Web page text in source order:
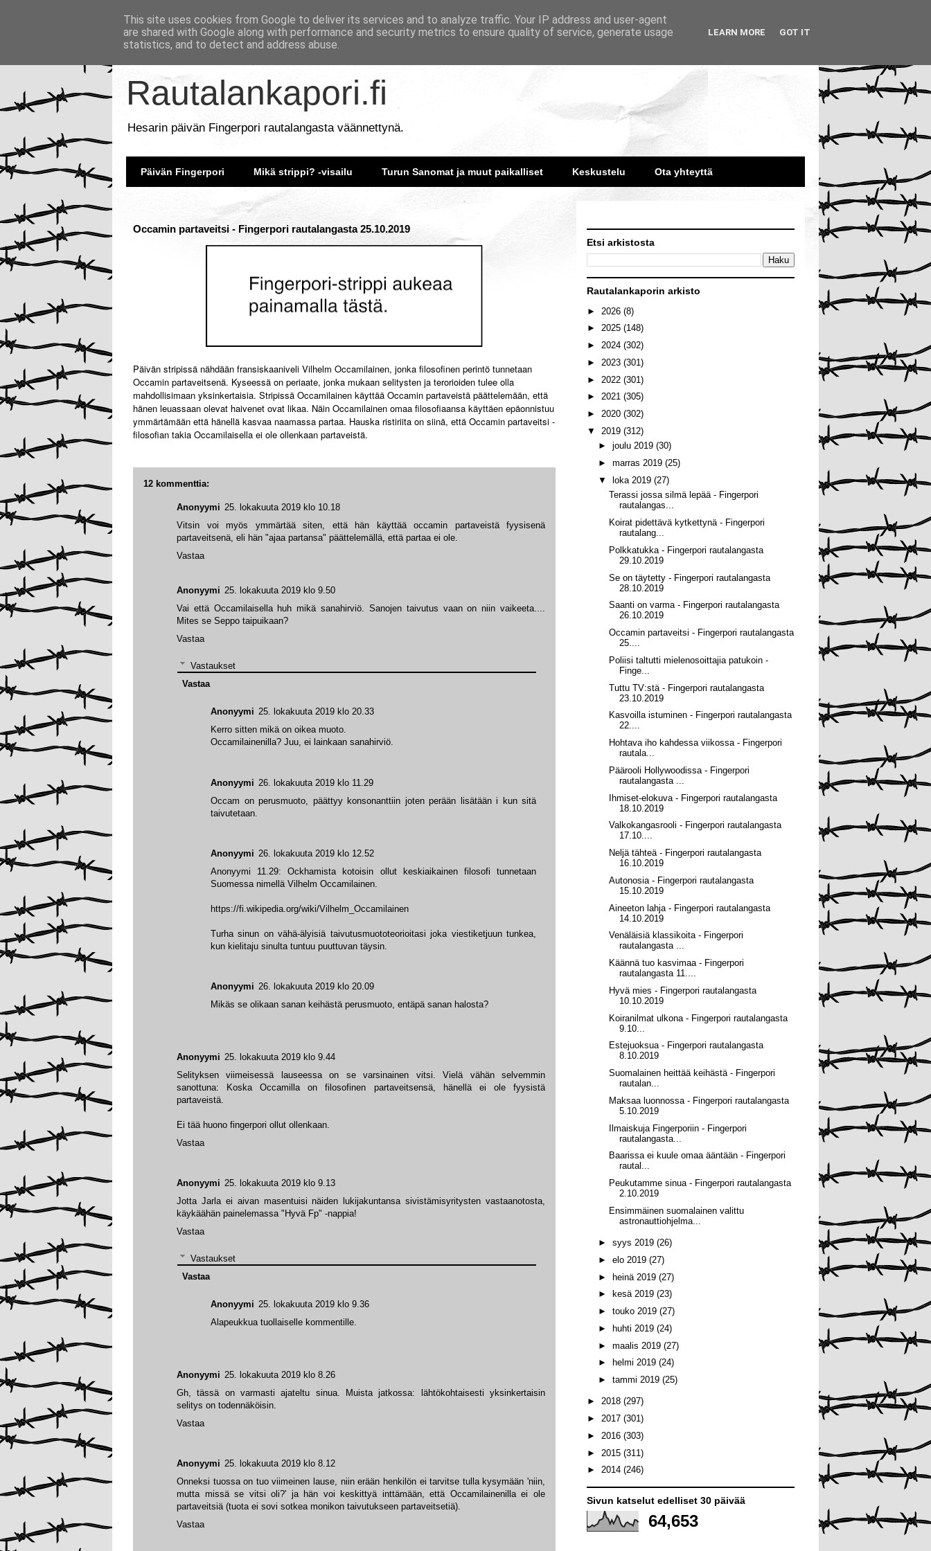
Rautalankapori.fi
Hesarin päivän Fingerpori rautalangasta väännettynä.
Päivän Fingerpori Mikä strippi? -visailu Turun Sanomat ja muut paikalliset Keskustelu Ota yhteyttä
Occamin partaveitsi - Fingerpori rautalangasta 25.10.2019
Päivän stripissä nähdään fransiskaaniveli Vilhelm Occamilainen, jonka filosofinen perintö tunnetaan
Occamin partaveitsenä. Kyseessä on periaate, jonka mukaan selitysten ja terorioiden tulee olla
mahdollisimaan yksinkertaisia. Stripissä Occamilainen käyttää Occamin partaveistä päättelemään, että
hänen leuassaan olevat haivenet ovat likaa. Näin Occamilainen omaa filosofiaansa käyttäen epäonnistuu
ymmärtämään että hänellä kasvaa naamassa partaa. Hauska ristiriita on siinä, että Occamin partaveitsi -
filosofian takia Occamilaisella ei ole ollenkaan partaveistä.
12 kommenttia:
Anonyymi 25. lokakuuta 2019 klo 8.12
Onneksi tuossa on tuo viimeinen lause, niin erään henkilön ei tarvitse tulla kysymään 'niin,
mutta missä se vitsi oli?' ja hän voi keskittyä inttämään, että Occamilainenilla ei ole
partaveitsiä (tuota ei sovi sotkea monikon taivutukseen partaveitsetiä).
Vastaa
Anonyymi 25. lokakuuta 2019 klo 8.26
Gh, tässä on varmasti ajateltu sinua. Muista jatkossa: lähtökohtaisesti yksinkertaisin
selitys on todennäköisin.
Vastaa
Anonyymi 25. lokakuuta 2019 klo 9.13
Jotta Jarla ei aivan masentuisi näiden lukijakuntansa sivistämisyritysten vastaanotosta,
käykäähän painelemassa "Hyvä Fp" -nappia!
Vastaa
Vastaukset
Anonyymi 25. lokakuuta 2019 klo 9.36
Alapeukkua tuollaiselle kommentille.
Vastaa
Anonyymi 25. lokakuuta 2019 klo 9.44
Selityksen viimeisessä lauseessa on se varsinainen vitsi. Vielä vähän selvemmin
sanottuna: Koska Occamilla on filosofinen partaveitsensä, hänellä ei ole fyysistä
partaveistä.
Ei tää huono fingerpori ollut ollenkaan.
Vastaa
Anonyymi 25. lokakuuta 2019 klo 9.50
Vai että Occamilaisella huh mikä sanahirviö. Sanojen taivutus vaan on niin vaikeeta....
Mites se Seppo taipuikaan?
Vastaa
Vastaukset
Anonyymi 25. lokakuuta 2019 klo 20.33
Kerro sitten mikä on oikea muoto.
Occamilainenilla? Juu, ei lainkaan sanahirviö.
Anonyymi 26. lokakuuta 2019 klo 11.29
Occam on perusmuoto, päättyy konsonanttiin joten perään lisätään i kun sitä
taivutetaan.
Anonyymi 26. lokakuuta 2019 klo 12.52
Anonyymi 11.29: Ockhamista kotoisin ollut keskiaikainen filosofi tunnetaan
Suomessa nimellä Vilhelm Occamilainen.
https://fi.wikipedia.org/wiki/Vilhelm_Occamilainen
Turha sinun on vähä-älyisiä taivutusmuototeorioitasi joka viestiketjuun tunkea,
kun kielitaju sinulta tuntuu puuttuvan täysin.
Anonyymi 26. lokakuuta 2019 klo 20.09
Mikäs se olikaan sanan keihästä perusmuoto, entäpä sanan halosta?
Vastaa
Anonyymi 25. lokakuuta 2019 klo 10.18
Vitsin voi myös ymmärtää siten, että hän käyttää occamin partaveistä fyysisenä
partaveitsenä, eli hän "ajaa partansa" päättelemällä, että partaa ei ole.
Vastaa
Etsi arkistosta
Rautalankaporin arkisto
► 2026 (8)
► 2025 (148)
► 2024 (302)
► 2023 (301)
► 2022 (301)
► 2021 (305)
► 2020 (302)
▼ 2019 (312)
► joulu 2019 (30)
► marras 2019 (25)
▼
loka 2019 (27)
Terassi jossa silmä lepää - Fingerpori
rautalangas...
Koirat pidettävä kytkettynä - Fingerpori
rautalang...
Polkkatukka - Fingerpori rautalangasta
29.10.2019
Se on täytetty - Fingerpori rautalangasta
28.10.2019
Saanti on varma - Fingerpori rautalangasta
26.10.2019
Occamin partaveitsi - Fingerpori rautalangasta
25....
Poliisi taltutti mielenosoittajia patukoin -
Finge...
Tuttu TV:stä - Fingerpori rautalangasta
23.10.2019
Kasvoilla istuminen - Fingerpori rautalangasta
22....
Hohtava iho kahdessa viikossa - Fingerpori
rautala...
Päärooli Hollywoodissa - Fingerpori
rautalangasta ...
Ihmiset-elokuva - Fingerpori rautalangasta
18.10.2019
Valkokangasrooli - Fingerpori rautalangasta
17.10....
Neljä tähteä - Fingerpori rautalangasta
16.10.2019
Autonosia - Fingerpori rautalangasta
15.10.2019
Aineeton lahja - Fingerpori rautalangasta
14.10.2019
Venäläisiä klassikoita - Fingerpori
rautalangasta ...
Käännä tuo kasvimaa - Fingerpori
rautalangasta 11....
Hyvä mies - Fingerpori rautalangasta
10.10.2019
Koiranilmat ulkona - Fingerpori rautalangasta
9.10...
Estejuoksua - Fingerpori rautalangasta
8.10.2019
Suomalainen heittää keihästä - Fingerpori
rautalan...
Maksaa luonnossa - Fingerpori rautalangasta
5.10.2019
Ilmaiskuja Fingerporiin - Fingerpori
rautalangasta...
Baarissa ei kuule omaa ääntään - Fingerpori
rautal...
Peukutamme sinua - Fingerpori rautalangasta
2.10.2019
Ensimmäinen suomalainen valittu
astronauttiohjelma...
► syys 2019 (26)
► elo 2019 (27)
► heinä 2019 (27)
►
kesä 2019 (23)
► touko 2019 (27)
►
huhti 2019 (24)
► maalis 2019 (27)
►
helmi 2019 (24)
► tammi 2019 (25)
► 2018 (297)
► 2017 (301)
► 2016 (303)
► 2015 (311)
► 2014 (246)
Sivun katselut edelliset 30 päivää
64,653
This site uses cookies from Google to deliver its services and to analyze traffic. Your IP address and user-agent
are shared with Google along with performance and security metrics to ensure quality of service, generate usage
statistics, and to detect and address abuse.
LEARN MORE GOT IT